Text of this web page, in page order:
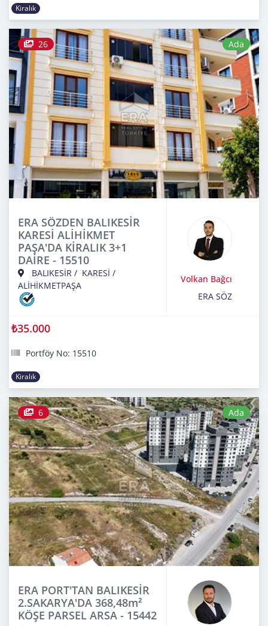
Kiralık
26 Ada
ERA SÖZDEN BALIKESİR
KARESİ ALİHİKMET
PAŞA'DA KİRALIK 3+1
DAİRE - 15510
BALIKESİR / KARESİ /
ALİHİKMETPAŞA
Volkan Bağcı
ERA SÖZ
₺35.000
Portföy No: 15510
Kiralık
6 Ada
ERA PORT'TAN BALIKESİR
2.SAKARYA'DA 368,48m²
KÖŞE PARSEL ARSA - 15442